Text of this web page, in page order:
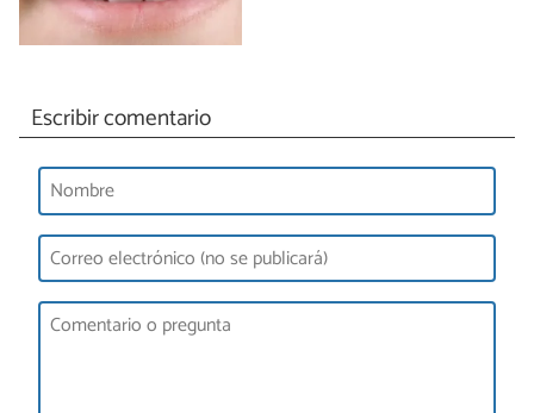
Escribir comentario